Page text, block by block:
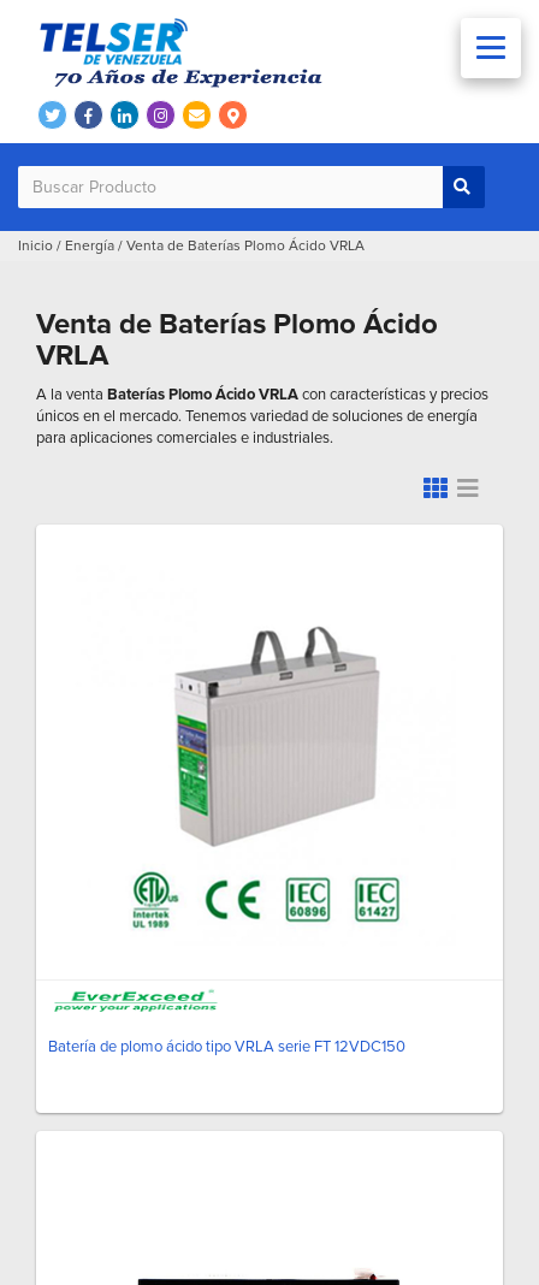
Inicio / Energía / Venta de Baterías Plomo Ácido VRLA
Venta de Baterías Plomo Ácido
VRLA
A la venta Baterías Plomo Ácido VRLAcon características y precios
únicos en el mercado. Tenemos variedad de soluciones de energía
para aplicaciones comerciales e industriales.
Batería de plomo ácido tipo VRLA serie FT 12VDC150